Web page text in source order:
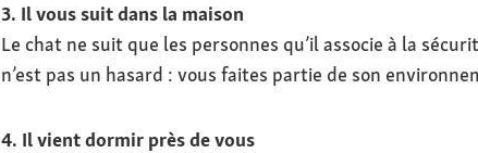
3. Il vous suit dans la maison
Le chat ne suit que les personnes qu’il associe à la
n’est pas un hasard : vous faites partie de son
4. Il vient dormir près de vous